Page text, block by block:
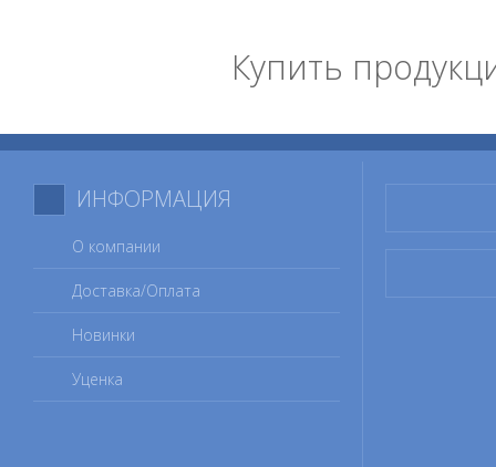
Купить
ИНФОРМАЦИЯ
О компании
Доставка/Оплата
Новинки
Уценка